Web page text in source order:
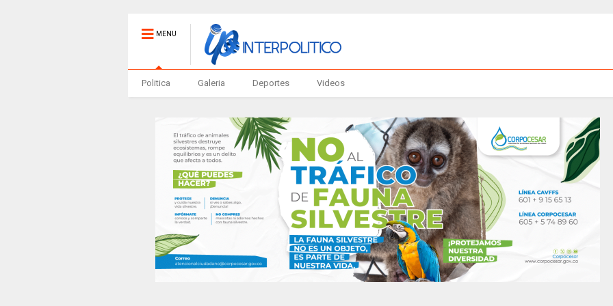
MENU
Politica Galeria Deportes Videos